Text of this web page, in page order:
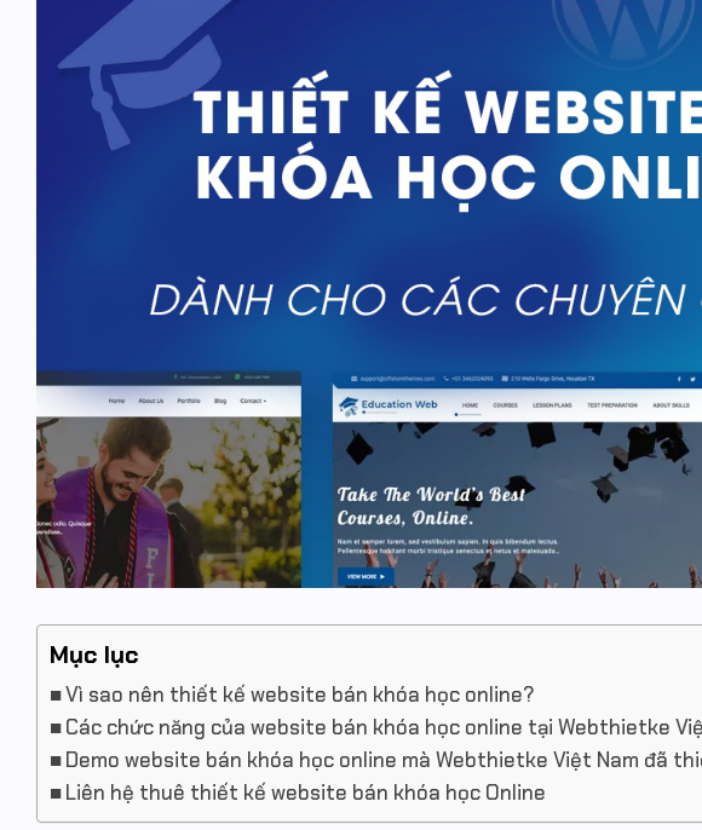
Mục lục
Vì sao nên thiết kế website bán khóa học online?
Các chức năng của website bán khóa học online tại Webthietke
Demo website bán khóa học online mà Webthietke Việt Nam đã
Liên hệ thuê thiết kế website bán khóa học Online